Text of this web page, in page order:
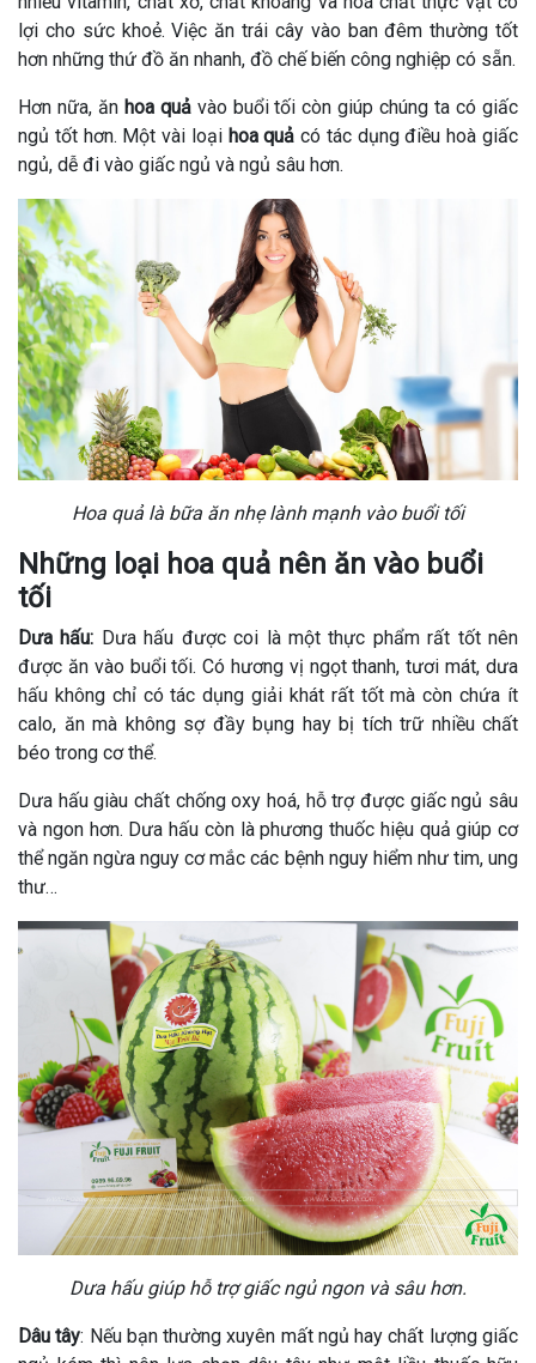
lợi cho sức khoẻ. Việc ăn trái cây vào ban đêm thường tốt
hơn những thứ đồ ăn nhanh, đồ chế biến công nghiệp có sẵn.
Hơn nữa, ăn hoa quả vào buổi tối còn giúp chúng ta có giấc
ngủ tốt hơn. Một vài loại hoa quả có tác dụng điều hoà giấc
ngủ, dễ đi vào giấc ngủ và ngủ sâu hơn.
Hoa quả là bữa ăn nhẹ lành mạnh vào buổi tối
Những loại hoa quả nên ăn vào buổi
tối
Dưa hấu: Dưa hấu được coi là một thực phẩm rất tốt nên
được ăn vào buổi tối. Có hương vị ngọt thanh, tươi mát, dưa
hấu không chỉ có tác dụng giải khát rất tốt mà còn chứa ít
calo, ăn mà không sợ đầy bụng hay bị tích trữ nhiều chất
béo trong cơ thể.
Dưa hấu giàu chất chống oxy hoá, hỗ trợ được giấc ngủ sâu
và ngon hơn. Dưa hấu còn là phương thuốc hiệu quả giúp cơ
thể ngăn ngừa nguy cơ mắc các bệnh nguy hiểm như tim, ung
thư…
Dưa hấu giúp hỗ trợ giấc ngủ ngon và sâu hơn.
Dâu tây: Nếu bạn thường xuyên mất ngủ hay chất lượng giấc